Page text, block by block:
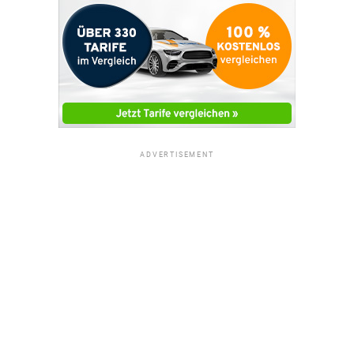
ADVERTISEMENT